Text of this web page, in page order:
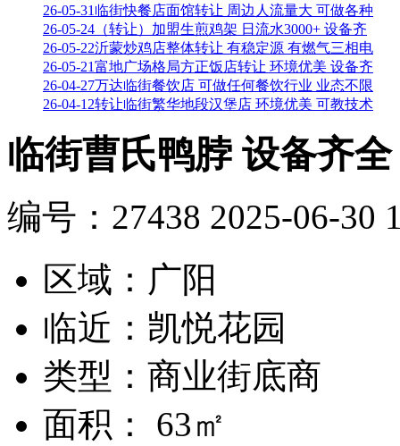
26-05-31 临街快餐店面馆转让 周边人流量大 可做各种
26-05-24 （转让）加盟生煎鸡架 日流水3000+ 设备齐
26-05-22沂蒙炒鸡店整体转让 有稳定源 有燃气三相电
26-05-21富地广场格局方正饭店转让 环境优美 设备齐
26-04-27万达临街餐饮店 可做任何餐饮行业 业态不限
26-04-12转让临街繁华地段汉堡店 环境优美 可教技术
临街曹氏鸭脖 设备齐
编号： 27438 2025-06-30
区域：广阳
临近：凯悦花园
类型：商业街底商
面积： 63㎡